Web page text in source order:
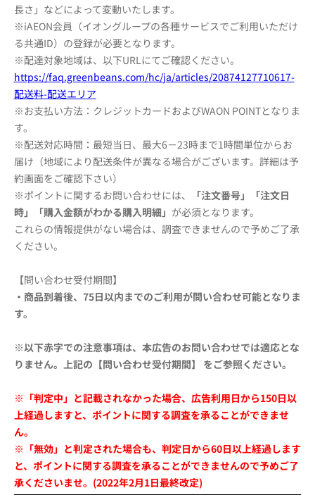
長さ」などによって変動いたします。
※iAEON会員（イオングループの各種サービスでご利用いただけ
る共通ID）の登録が必要となります。
※配達対象地域は、以下URLにてご確認ください。
https://faq.greenbeans.com/hc/ja/articles/20874127710617-
配送料-配送エリア
※お支払い方法：クレジットカードおよびWAON POINTとなりま
す。
※配送対応時間：最短当日、最大6－23時まで1時間単位からお
届け（地域により配送条件が異なる場合がございます。詳細は予
約画面をご確認下さい）
※ポイントに関するお問い合わせには、
「注文番号」「注文日
時」「購入金額がわかる購入明細」 が必須となります。
これらの情報提供がない場合は、調査できませんので予めご了承
ください。
【問い合わせ受付期間】
・商品到着後、75日以内までのご利用が問い合わせ可能となりま
す。
※以下赤字での注意事項は、本広告のお問い合わせでは適応とな
りません。上記の【問い合わせ受付期間】 をご参照ください。
※「判定中」と記載されなかった場合、広告利用日から150日以
上経過しますと、ポイントに関する調査を承ることができませ
ん。
※「無効」と判定された場合も、判定日から60日以上経過します
と、ポイントに関する調査を承ることができませんので予めご了
承くださいませ。(2022年2月1日最終改定)